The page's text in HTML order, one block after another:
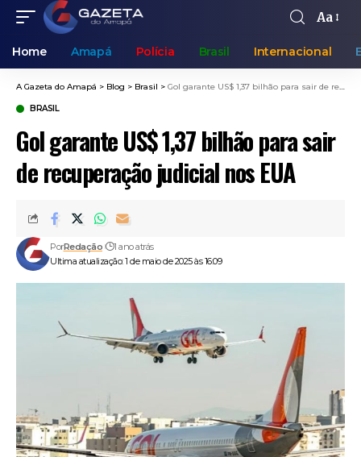
Aa
Home Amapá Polícia Brasil Internacional
A Gazeta do Amapá > Blog > Brasil > Gol garante US$ 1,37 bilhão para sair de recuperação judicial nos EUA
BRASIL
Gol garante US$ 1,37 bilhão para sair
de recuperação judicial nos EUA
Ultima atualização: 1 de maio de 2025 às 16:09
PorRedação 1 ano atrás